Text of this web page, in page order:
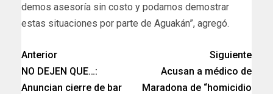
demos asesoría sin costo y podamos demostrar
estas situaciones por parte de Aguakán”, agregó.
Anterior
NO DEJEN QUE…:
Anuncian cierre de bar
Siguiente
Acusan a médico de
Maradona de “homicidio